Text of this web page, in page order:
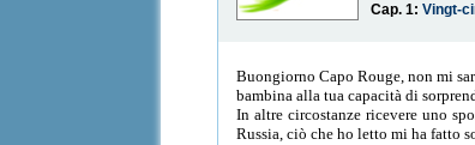
Cap. 1:Vingt-
Buongiorno Capo Rouge, non mi
bambina alla tua capacità di
In altre circostanze ricevere uno
Russia, ciò che ho letto mi ha fatto